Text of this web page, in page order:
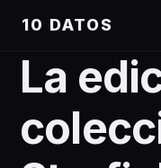
10 DATOS
La